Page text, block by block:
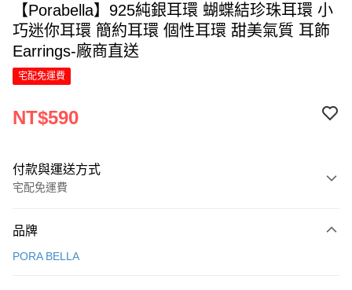
【Porabella】925純銀耳環 蝴蝶結珍珠耳環 小
巧迷你耳環 簡約耳環 個性耳環 甜美氣質 耳飾
Earrings-廠商直送
宅配免運費
NT$590
付款與運送方式
宅配免運費
信用卡一次付款
品牌
PORA BELLA